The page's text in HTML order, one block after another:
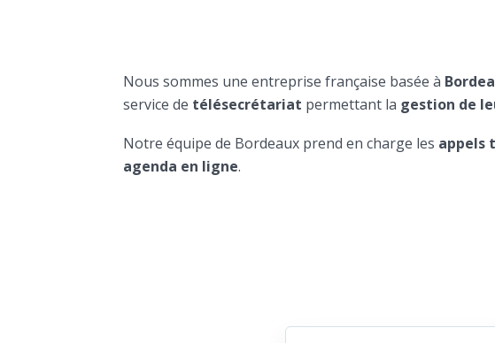
Nous sommes une entreprise française basée à
service de télésecrétariat permettant la gestion de
Notre équipe de Bordeaux prend en charge les appels
agenda en ligne.